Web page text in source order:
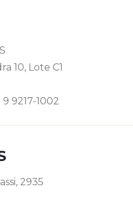
10, Lote C1
9217-1002
2935